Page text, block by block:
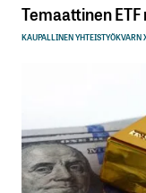
Temaattinen
KAUPALLINEN YHTEISTYÖKVARN